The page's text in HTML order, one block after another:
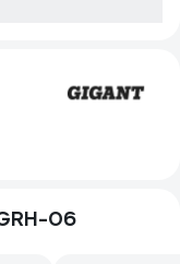
06